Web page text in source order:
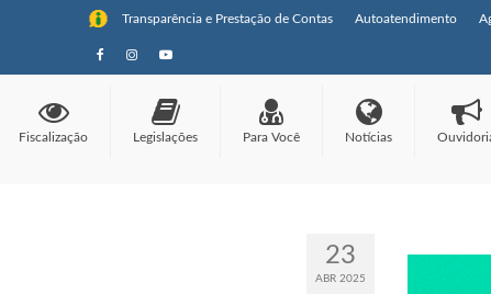
Transparência e Prestação de Contas Autoatendimento
Fiscalização Legislações Para Você Notícias
23
ABR 2025